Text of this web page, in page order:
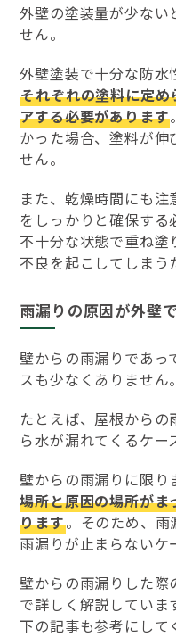
外壁の塗装量が少ない
せん。
外壁塗装で十分な防水
それぞれの塗料に定め
アする必要があります
かった場合、塗料が伸
せん。
また、乾燥時間にも
をしっかりと確保する
不十分な状態で重ね塗
不良を起こしてしまう
雨漏りの原因が外壁
壁からの雨漏りであっ
スも少なくありません。
たとえば、屋根から
ら水が漏れてくるケー
壁からの雨漏りに限り
場所と原因の場所がま
ります。そのため、雨
雨漏りが止まらないケ
壁からの雨漏りした
で詳しく解説していま
下の記事も参考にして